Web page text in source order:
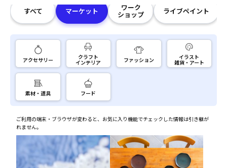
すべて マーケット ワーク
ショップ ライブペイント
アクセサリー クラフト
インテリア ファッション イラスト
雑貨・アート
素材・道具 フード
ご利用の端末・ブラウザが変わると、お気に入り機能でチェックした情報は引き継が
れません。